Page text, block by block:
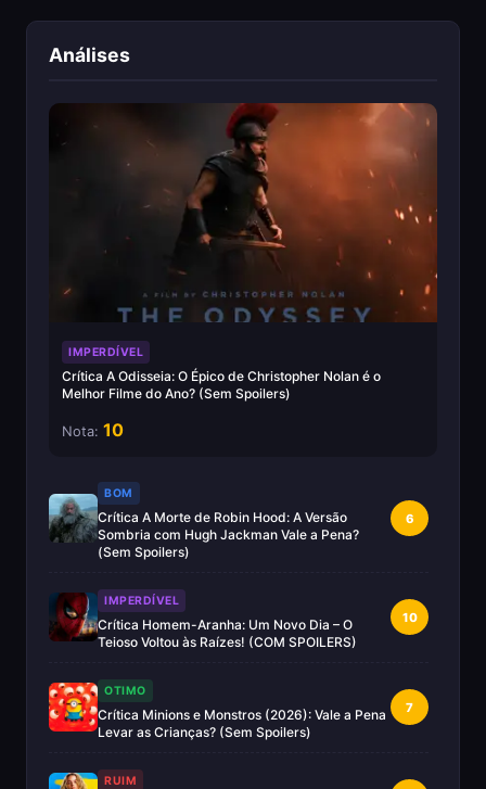
Análises
IMPERDÍVEL
Crítica A Odisseia: O Épico de Christopher Nolan é o
Melhor Filme do Ano? (Sem Spoilers)
Nota: 10
BOM
Crítica A Morte de Robin Hood: A Versão
Sombria com Hugh Jackman Vale a Pena?
(Sem Spoilers)
6
IMPERDÍVEL
Crítica Homem-Aranha: Um Novo Dia – O
Teioso Voltou às Raízes! (COM SPOILERS)
10
OTIMO
Crítica Minions e Monstros (2026): Vale a Pena
Levar as Crianças? (Sem Spoilers)
7
RUIM